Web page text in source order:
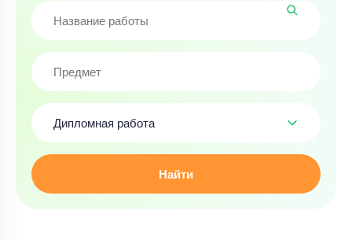
Дипломная работа
Найти